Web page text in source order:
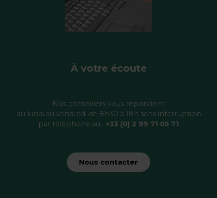
À votre écoute
Nos conseillers vous répondent
du lundi au vendredi de 8h30 à 18h sans interruption
par téléphone au : +33 (0) 2 99 71 05 71
Nous contacter